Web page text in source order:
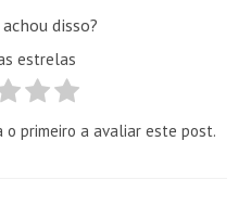
disso?
estrelas
o primeiro a avaliar este post.